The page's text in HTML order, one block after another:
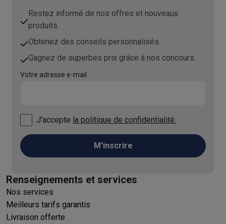
Restez informé de nos offres et nouveaux
produits.
Obtenez des conseils personnalisés.
Gagnez de superbes prix grâce à nos concours.
Votre adresse e-mail
J'accepte la politique de confidentialité.
M'inscrire
Renseignements et services
Nos services
Meilleurs tarifs garantis
Livraison offerte